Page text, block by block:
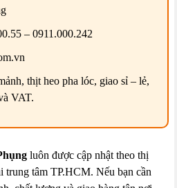
– 0911.000.242
thịt heo pha lóc, giao sỉ – lẻ,
VAT.
luôn được cập nhật theo thị
trung tâm TP.HCM. Nếu bạn cần